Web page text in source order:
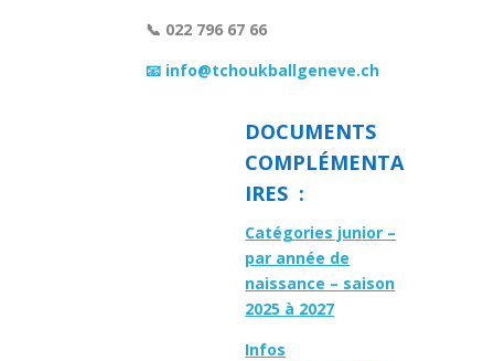
📞 022 796 67 66
📧 info@tchoukballgeneve.ch
DOCUMENTS
COMPLÉMENTA
IRES :
Catégories junior –
par année de
naissance – saison
2025 à 2027
Infos